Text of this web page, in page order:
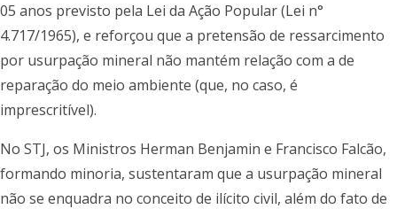
05 anos previsto pela Lei da Ação Popular (Lei n°
4.717/1965), e reforçou que a pretensão de ressarcimento
por usurpação mineral não mantém relação com a de
reparação do meio ambiente (que, no caso, é
imprescritível).
No STJ, os Ministros Herman Benjamin e Francisco Falcão,
formando minoria, sustentaram que a usurpação mineral
não se enquadra no conceito de ilícito civil, além do fato de